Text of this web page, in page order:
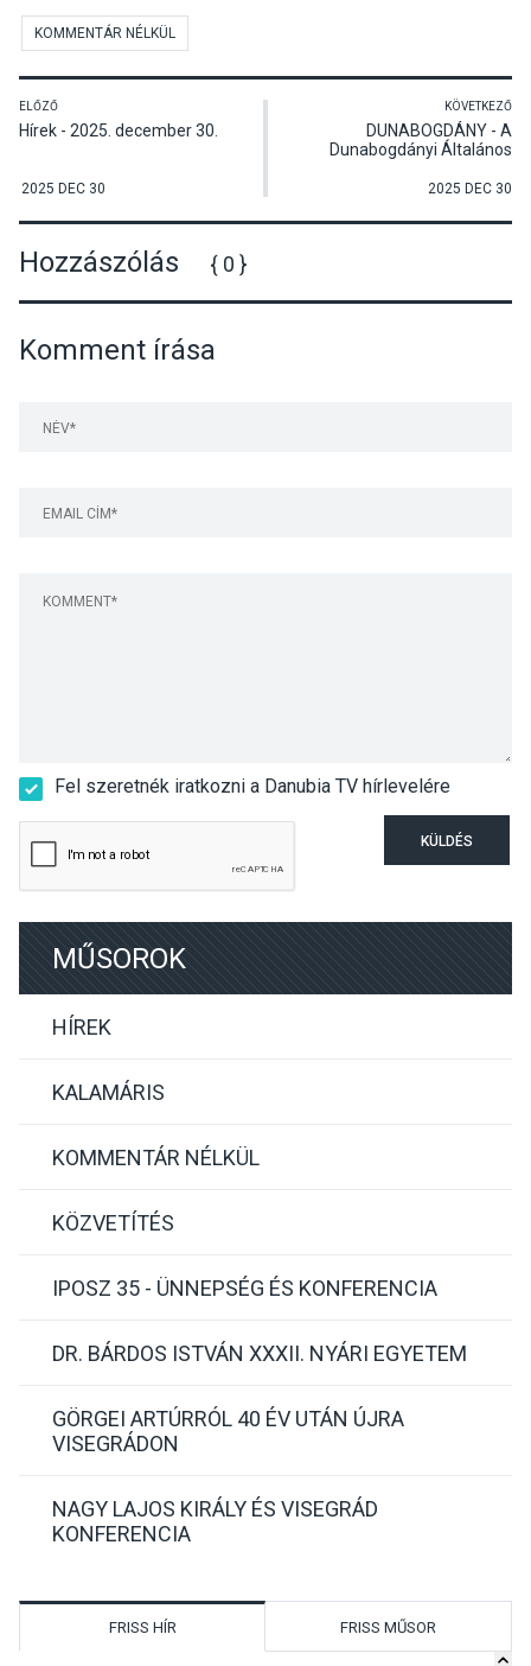
KOMMENTÁR NÉLKÜL
ELŐZŐ
Hírek - 2025. december 30.
2025 DEC 30
KÖVETKEZŐ
DUNABOGDÁNY - A
Dunabogdányi Általános
2025 DEC 30
Hozzászólás { 0 }
Komment írása
Fel szeretnék iratkozni a Danubia TV hírlevelére
KÜLDÉS
MŰSOROK
HÍREK
KALAMÁRIS
KOMMENTÁR NÉLKÜL
KÖZVETÍTÉS
IPOSZ 35 - ÜNNEPSÉG ÉS KONFERENCIA
DR. BÁRDOS ISTVÁN XXXII. NYÁRI EGYETEM
GÖRGEI ARTÚRRÓL 40 ÉV UTÁN ÚJRA
VISEGRÁDON
NAGY LAJOS KIRÁLY ÉS VISEGRÁD
KONFERENCIA
FRISS HÍR FRISS MŰSOR